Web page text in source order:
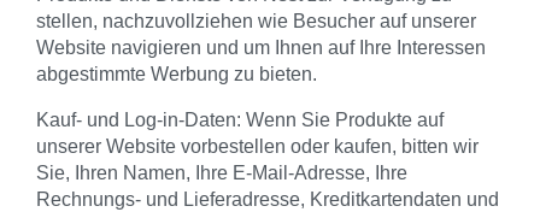
stellen, nachzuvollziehen wie Besucher auf unserer
Website navigieren und um Ihnen auf Ihre Interessen
abgestimmte Werbung zu bieten.
Kauf- und Log-in-Daten: Wenn Sie Produkte auf
unserer Website vorbestellen oder kaufen, bitten wir
Sie, Ihren Namen, Ihre E-Mail-Adresse, Ihre
Rechnungs- und Lieferadresse, Kreditkartendaten und